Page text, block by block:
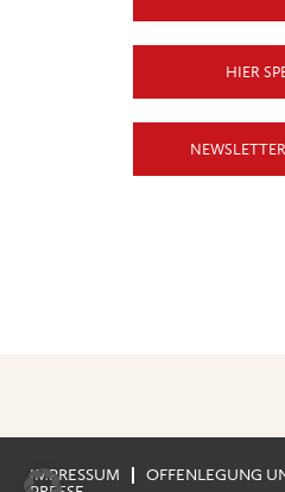
HIER
IMPRESSUM
OFFENLEGUNG